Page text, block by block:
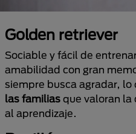
Golden retriever
Sociable y fácil de
amabilidad con gran
siempre busca agradar, lo
las familias que valoran la
al aprendizaje.